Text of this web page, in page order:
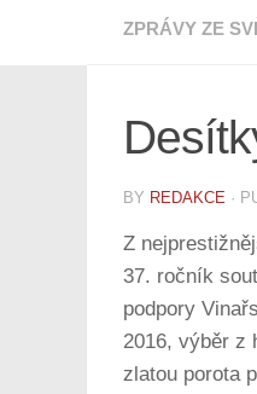
ZPRÁVY ZE
BY REDAKCE ·
Z
37. ročník
podpory
2016, výběr z
zlatou porota